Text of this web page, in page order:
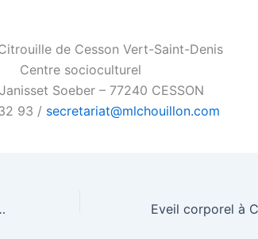
de Cesson Vert-Saint-Denis
Centre socioculturel
Soeber – 77240 CESSON
93 / secretariat@mlchouillon.com
Université populaire